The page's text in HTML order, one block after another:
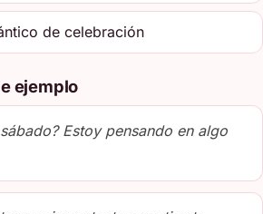
de celebración
ejemplo
Estoy pensando en algo